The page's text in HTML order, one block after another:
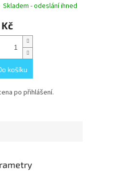
Skladem - odeslání ihned
košíku
po přihlášení.